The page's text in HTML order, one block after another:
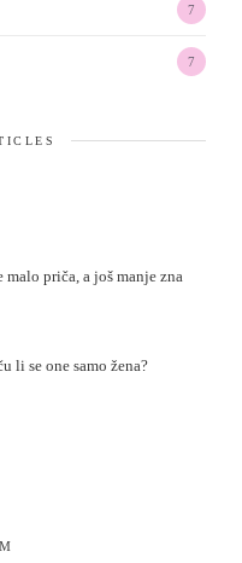
7
7
priča, a još manje zna
li se one samo žena?